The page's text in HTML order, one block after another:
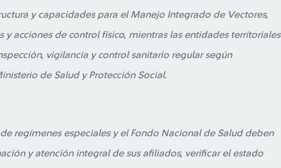
y capacidades para el Manejo Integrado de Vectores,
y acciones de control físico, mientras las entidades territoriales
vigilancia y control sanitario regular según
de Salud y Protección Social.
de regímenes especiales y el Fondo Nacional de Salud deben
y atención integral de sus afiliados, verificar el estado